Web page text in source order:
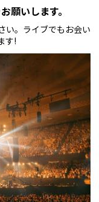
願いします。
い。ライブでもお会い
す!